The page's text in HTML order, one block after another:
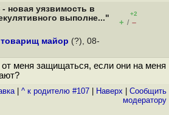
- новая уязвимость в
выполне..."
+2
+ / –
товарищ майор (?), 08-
меня защищаться, если они на меня
| ^ к родителю #107 Наверх
Cообщить
модератору